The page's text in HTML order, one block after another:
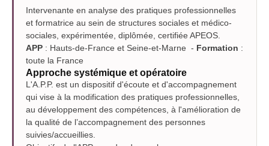
Intervenante en analyse des pratiques professionnelles
et formatrice au sein de structures sociales et médico-
sociales, expérimentée, diplômée, certifiée APEOS.
APP : Hauts-de-France et Seine-et-Marne - Formation :
toute la France
Approche systémique et opératoire
L 'A.P.P. est un dispositif d'écoute et d'accompagnement
qui vise à la modification des pratiques professionnelles,
au développement des compétences, à l'amélioration de
la qualité de l’accompagnement des personnes
suivies/accueillies.